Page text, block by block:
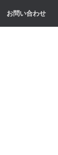
お問い合わせ